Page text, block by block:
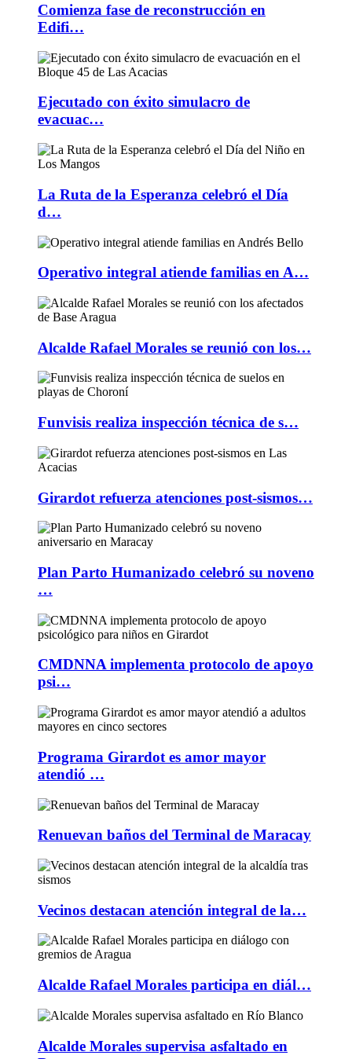
Comienza fase de reconstrucción en
Edifi…
Ejecutado con éxito simulacro de
evacuac…
La Ruta de la Esperanza celebró el Día
d…
Operativo integral atiende familias en A…
Alcalde Rafael Morales se reunió con los…
Funvisis realiza inspección técnica de s…
Girardot refuerza atenciones post-sismos…
Plan Parto Humanizado celebró su noveno
…
CMDNNA implementa protocolo de apoyo
psi…
Programa Girardot es amor mayor
atendió …
Renuevan baños del Terminal de Maracay
Vecinos destacan atención integral de la…
Alcalde Rafael Morales participa en diál…
Alcalde Morales supervisa asfaltado en